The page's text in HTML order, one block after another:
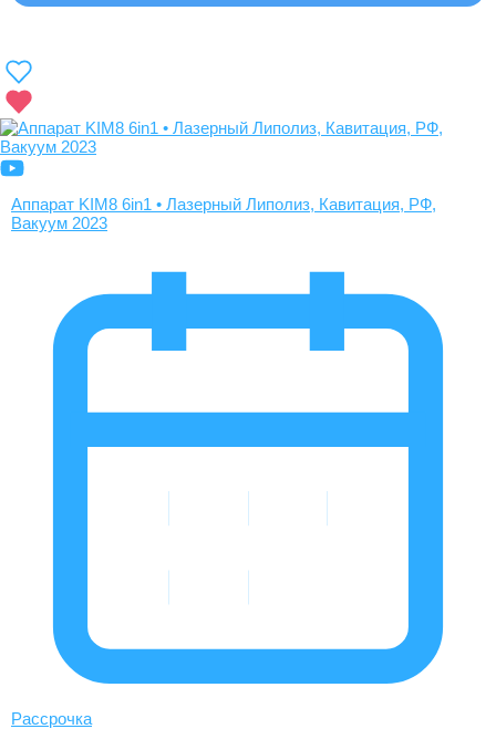
Аппарат KIM8 6in1 • Лазерный Липолиз, Кавитация, РФ,
Вакуум 2023
Рассрочка